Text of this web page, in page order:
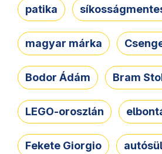
patika
magyar márka
Bodor Ádám Bram
LEGO-oroszlán
Fekete Giorgio